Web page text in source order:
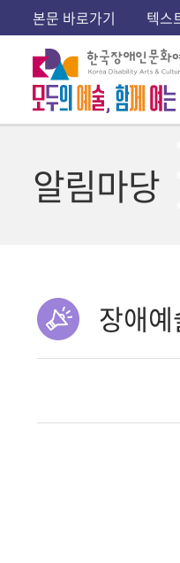
본문 바로가기 텍스
알림마당
장애